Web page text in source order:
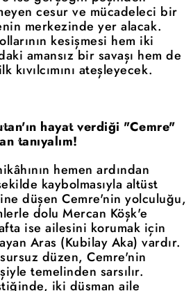
cesur ve mücadeleci bir
merkezinde yer alacak.
kesişmesi hem iki
amansız bir savaşı hem de
kıvılcımını ateşleyecek.
hayat verdiği "Cemre"
tanıyalım!
hemen ardından
kaybolmasıyla altüst
düşen Cemre'nin yolculuğu,
dolu Mercan Köşk'e
ise ailesini korumak için
Aras (Kubilay Aka) vardır.
düzen, Cemre'nin
temelinden sarsılır.
iki düşman aile